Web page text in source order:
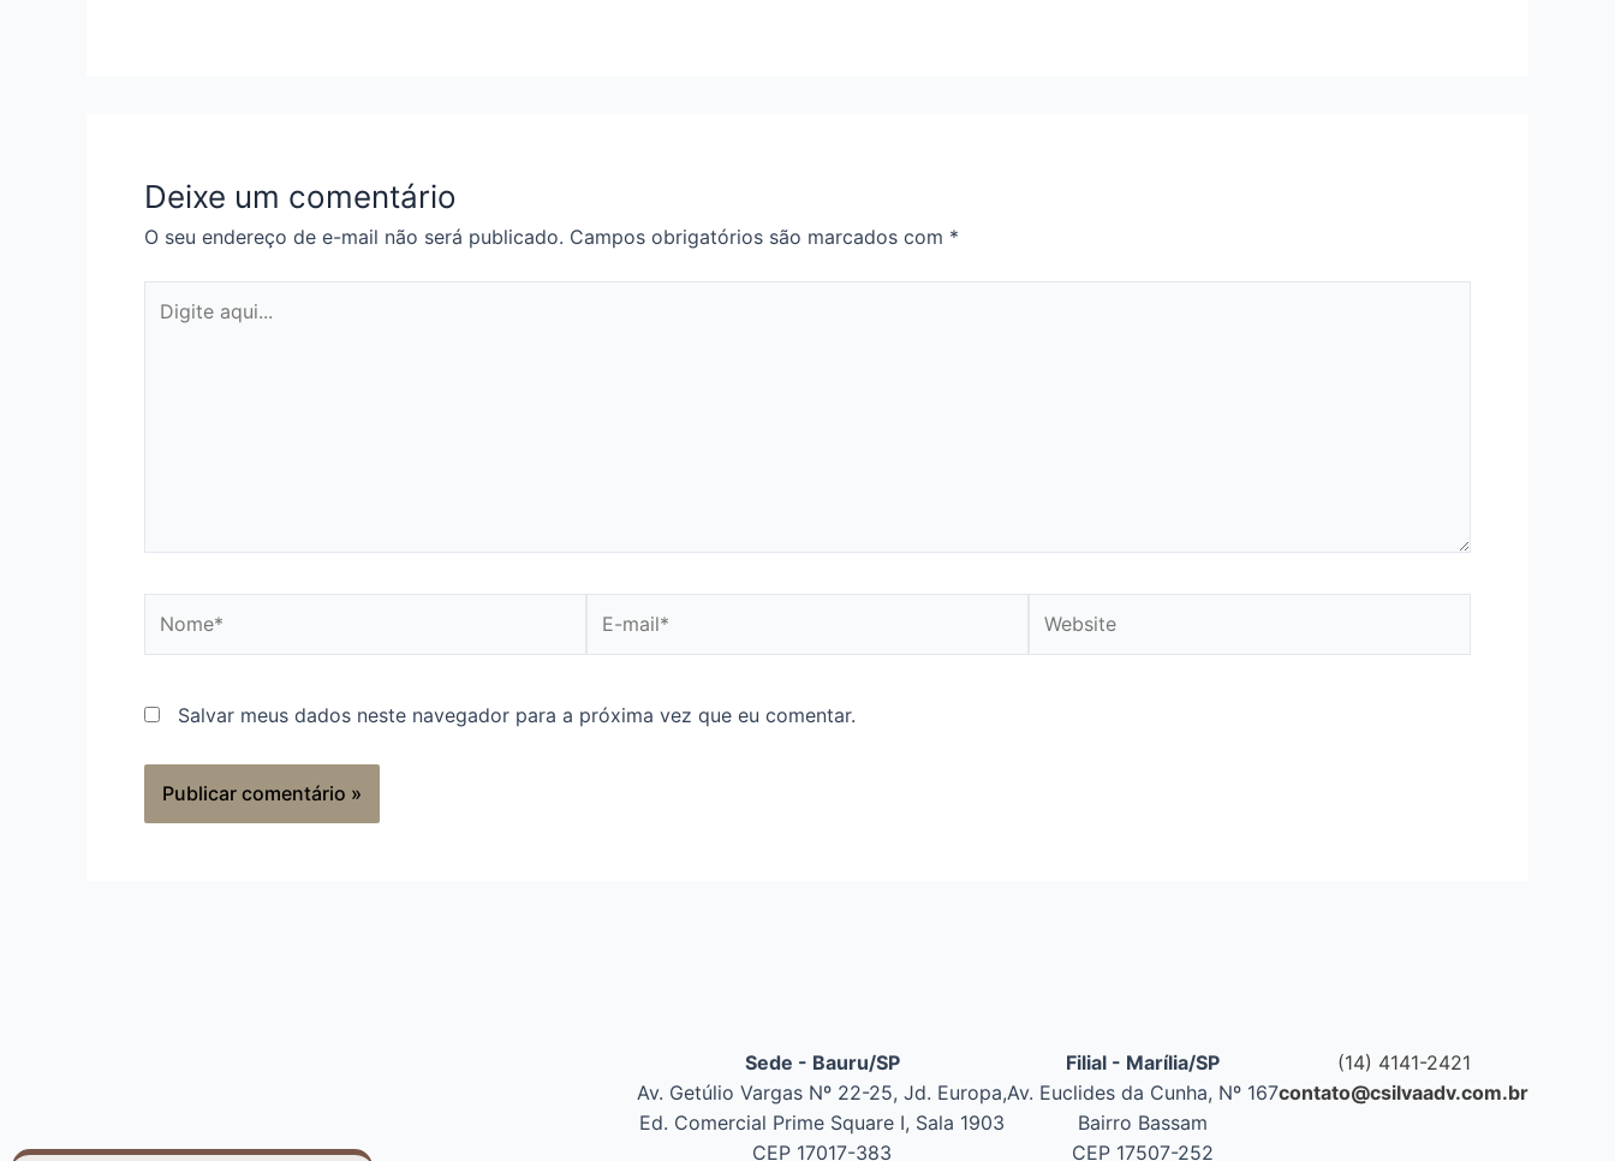
Deixe um comentário
O seu endereço de e-mail não será publicado. Campos obrigatórios são marcados com *
Salvar meus dados neste navegador para a próxima vez que eu comentar.
Sede - Bauru/SP
Av. Getúlio Vargas Nº 22-25, Jd. Europa,
Ed. Comercial Prime Square I, Sala 1903
CEP 17017-383
Filial - Marília/SP
Av. Euclides da Cunha, Nº 167
Bairro Bassam
CEP 17507-252
(14) 4141-2421
contato@csilvaadv.com.br